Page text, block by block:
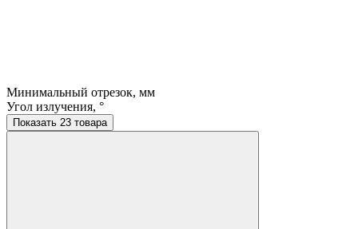
Минимальный отрезок, мм
Угол излучения, °
Показать 23 товара